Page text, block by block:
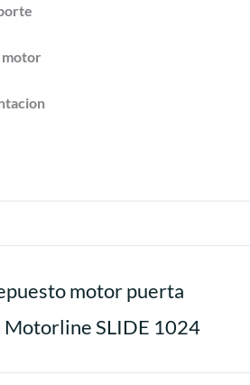
motor
motor puerta
SLIDE 1024